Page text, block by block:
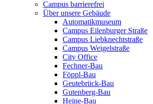
Campus barrierefrei
Über unsere Gebäude
Automatikmuseum
Campus Eilenburger Straße
Campus Liebknechtstraße
Campus Weigelstraße
City Office
Fechner-Bau
Föppl-Bau
Geutebrück-Bau
Gutenberg-Bau
Heine-Bau